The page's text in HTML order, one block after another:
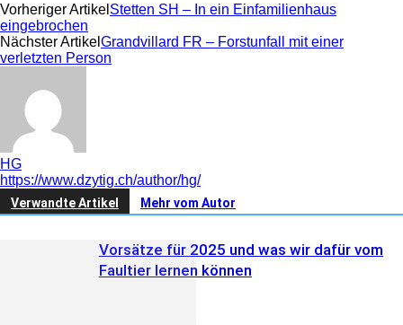
Vorheriger Artikel Stetten SH – In ein Einfamilienhaus
eingebrochen
Nächster Artikel Grandvillard FR – Forstunfall mit einer
verletzten Person
HG
https://www.dzytig.ch/author/hg/
Verwandte Artikel Mehr vom Autor
Vorsätze für 2025 und was wir dafür vom
Faultier lernen können